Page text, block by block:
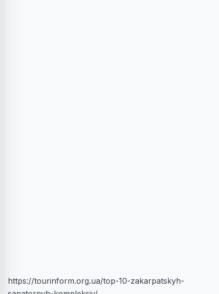
https://tourinform.org.ua/top-10-zakarpatskyh-